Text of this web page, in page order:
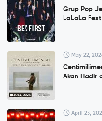
Grup Pop
LaLaLa Fest
May 22,
Akan Hadir
April 23,